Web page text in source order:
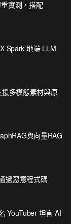
實測，搭配
Spark 地端 LLM
多模態素材與原
與向量RAG
過惡意程式碼
YouTuber 坦言 AI